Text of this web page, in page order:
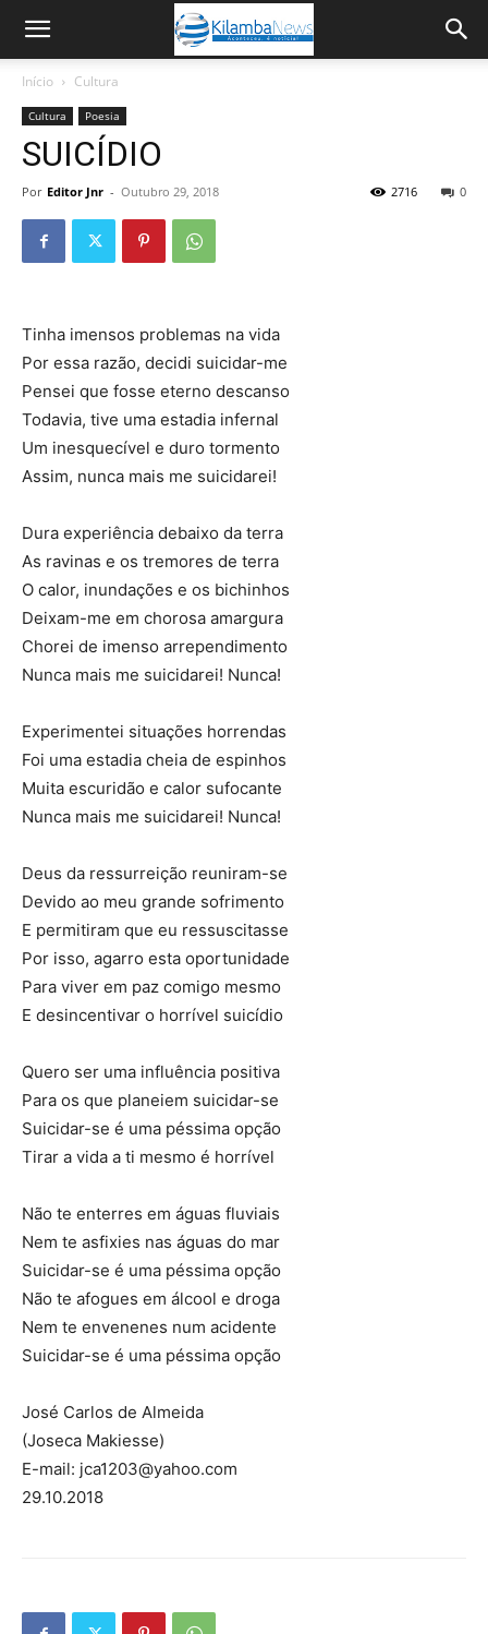
Início Cultura
Cultura Poesia
SUICÍDIO
Por Editor Jnr - Outubro 29, 2018 0
2716
Tinha imensos problemas na vida
Por essa razão, decidi suicidar-me
Pensei que fosse eterno descanso
Todavia, tive uma estadia infernal
Um inesquecível e duro tormento
Assim, nunca mais me suicidarei!
Dura experiência debaixo da terra
As ravinas e os tremores de terra
O calor, inundações e os bichinhos
Deixam-me em chorosa amargura
Chorei de imenso arrependimento
Nunca mais me suicidarei! Nunca!
Experimentei situações horrendas
Foi uma estadia cheia de espinhos
Muita escuridão e calor sufocante
Nunca mais me suicidarei! Nunca!
Deus da ressurreição reuniram-se
Devido ao meu grande sofrimento
E permitiram que eu ressuscitasse
Por isso, agarro esta oportunidade
Para viver em paz comigo mesmo
E desincentivar o horrível suicídio
Quero ser uma influência positiva
Para os que planeiem suicidar-se
Suicidar-se é uma péssima opção
Tirar a vida a ti mesmo é horrível
Não te enterres em águas fluviais
Nem te asfixies nas águas do mar
Suicidar-se é uma péssima opção
Não te afogues em álcool e droga
Nem te envenenes num acidente
Suicidar-se é uma péssima opção
José Carlos de Almeida
(Joseca Makiesse)
E-mail: jca1203@yahoo.com
29.10.2018